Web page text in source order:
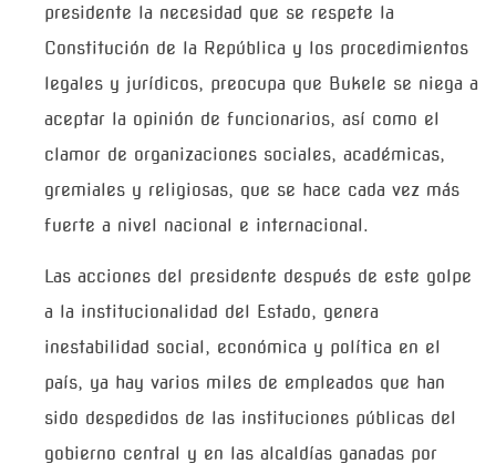
presidente la necesidad que se respete la
Constitución de la República y los procedimientos
legales y jurídicos, preocupa que Bukele se niega a
aceptar la opinión de funcionarios, así como el
clamor de organizaciones sociales, académicas,
gremiales y religiosas, que se hace cada vez más
fuerte a nivel nacional e internacional.
Las acciones del presidente después de este golpe
a la institucionalidad del Estado, genera
inestabilidad social, económica y política en el
país, ya hay varios miles de empleados que han
sido despedidos de las instituciones públicas del
gobierno central y en las alcaldías ganadas por